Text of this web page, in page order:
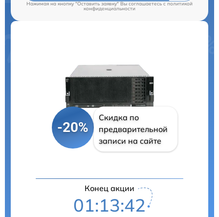
Нажимая на кнопку "Оставить заявку" Вы соглашаетесь c политикой
конфиденциальности
-20%
Скидка по
предварительной
записи на сайте
Конец акции
01:13:41